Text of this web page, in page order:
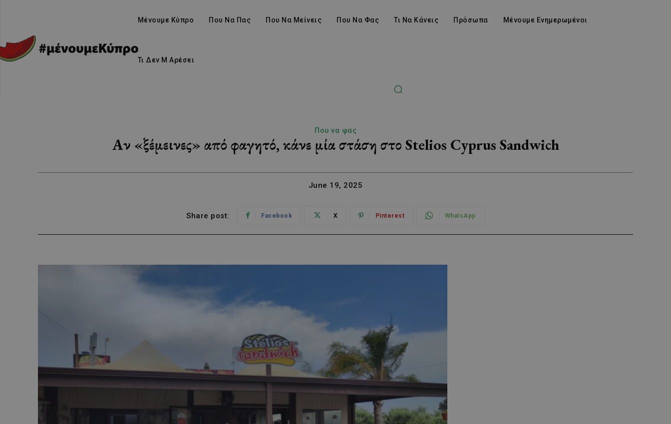
Μένουμε Κύπρο Που Να Πας Που Να Μείνεις Που Να Φας Τι Να Κάνεις Πρόσωπα Μένουμε Ενημερωμένοι
Τι Δεν Μ Αρέσει
Που να φας
Αν «ξέμεινες» από φαγητό, κάνε μία στάση στο Stelios Cyprus Sandwich
June 19, 2025
Share post: Facebook X Pinterest WhatsApp